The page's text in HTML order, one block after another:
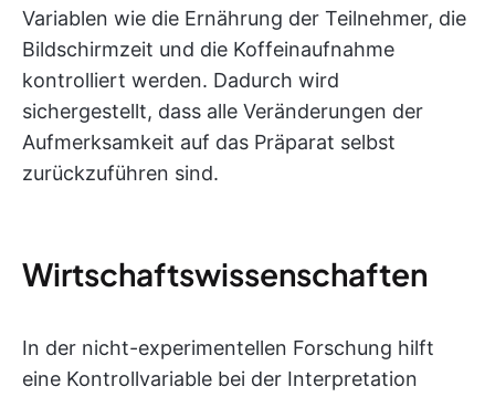
Variablen wie die Ernährung der Teilnehmer, die
Bildschirmzeit und die Koffeinaufnahme
kontrolliert werden. Dadurch wird
sichergestellt, dass alle Veränderungen der
Aufmerksamkeit auf das Präparat selbst
zurückzuführen sind.
Wirtschaftswissenschaften
In der nicht-experimentellen Forschung hilft
eine Kontrollvariable bei der Interpretation